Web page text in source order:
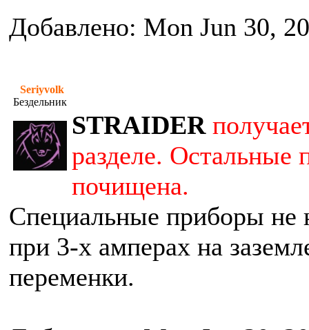
Добавлено: Mon Jun 30,
Seriyvolk
Бездельник
STRAIDER
разделе. Остальные
почищена.
Специальные приборы не
при 3-х амперах на
переменки.